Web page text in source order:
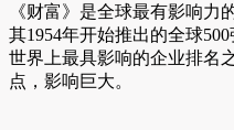
《财富》是全球最有影响力
其1954年开始推出的全球500
世界上最具影响的企业排名
点，影响巨大。